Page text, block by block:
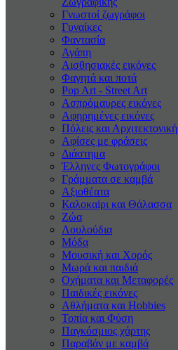
Γνωστοί ζωγράφοι
Γυναίκες
Φαντασία
Αγάπη
Αισθησιακές εικόνες
Φαγητά και ποτά
Pop Art - Street Art
Ασπρόμαυρες εικόνες
Αφηρημένες εικόνες
Πόλεις και Αρχιτεκτονική
Αφίσες με φράσεις
Διάστημα
Έλληνες Φωτογράφοι
Γράμματα σε καμβά
Αξιοθέατα
Καλοκαiρι και Θάλασσα
Ζώα
Λουλούδια
Μόδα
Μουσική και Χορός
Μωρά και παιδιά
Οχήματα και Μεταφορές
Παιδικές εικόνες
Αθλήματα και Hobbies
Τοπία και Φύση
Παγκόσμιος χάρτης
Παραβάν με καμβά